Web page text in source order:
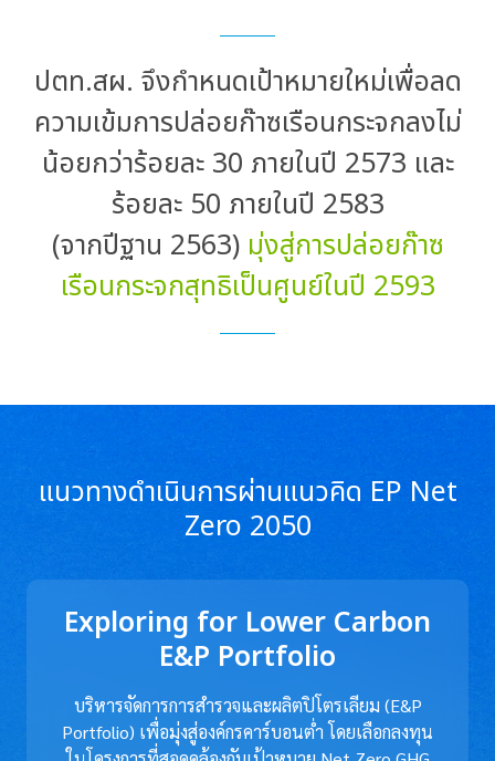
ปตท.สผ. จึงกำหนดเป้าหมายใหม่เพื่อลด
ความเข้มการปล่อยก๊าซเรือนกระจกลงไม่
น้อยกว่าร้อยละ 30 ภายในปี 2573 และ
ร้อยละ 50 ภายในปี 2583
(จากปีฐาน 2563) มุ่งสู่การปล่อยก๊าซ
เรือนกระจกสุทธิเป็นศูนย์ในปี 2593
แนวทางดำเนินการผ่านแนวคิด EP Net
Zero 2050
Exploring for Lower Carbon
E&P Portfolio
บริหารจัดการการสำรวจและผลิตปิโตรเลียม (E&P
Portfolio) เพื่อมุ่งสู่องค์กรคาร์บอนต่ำ โดยเลือกลงทุน